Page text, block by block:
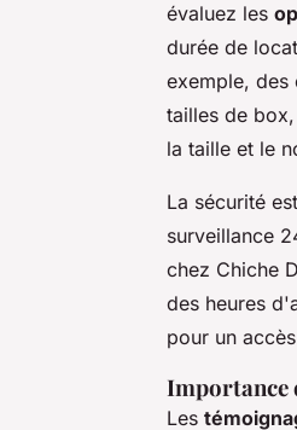
évaluez les
durée de
exemple, des
tailles de
la taille et le
La sécurité
surveillance
chez Chiche
des heures
pour un
Importance
Les